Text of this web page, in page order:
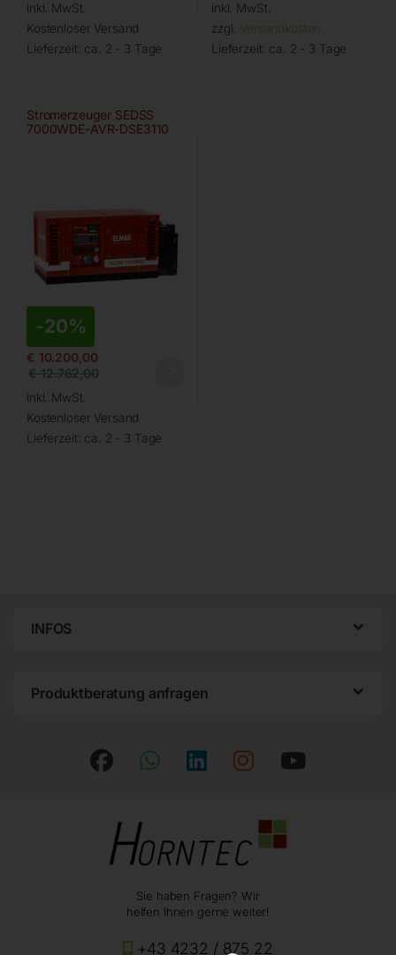
inkl. MwSt.
Kostenloser Versand
Lieferzeit: ca. 2 - 3 Tage
inkl. MwSt.
zzgl. Versandkosten
Lieferzeit: ca. 2 - 3 Tage
Stromerzeuger SEDSS
7000WDE-AVR-DSE3110
-20%
€ 10.200,00
€12.762,00
inkl. MwSt.
Kostenloser Versand
Lieferzeit: ca. 2 - 3 Tage
INFOS
Produktberatung anfragen
Sie haben Fragen? Wir
helfen Ihnen gerne weiter!
+43 4232 / 875 22